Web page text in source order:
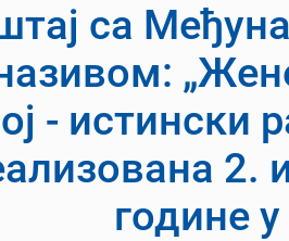
са
- истински
2.
године